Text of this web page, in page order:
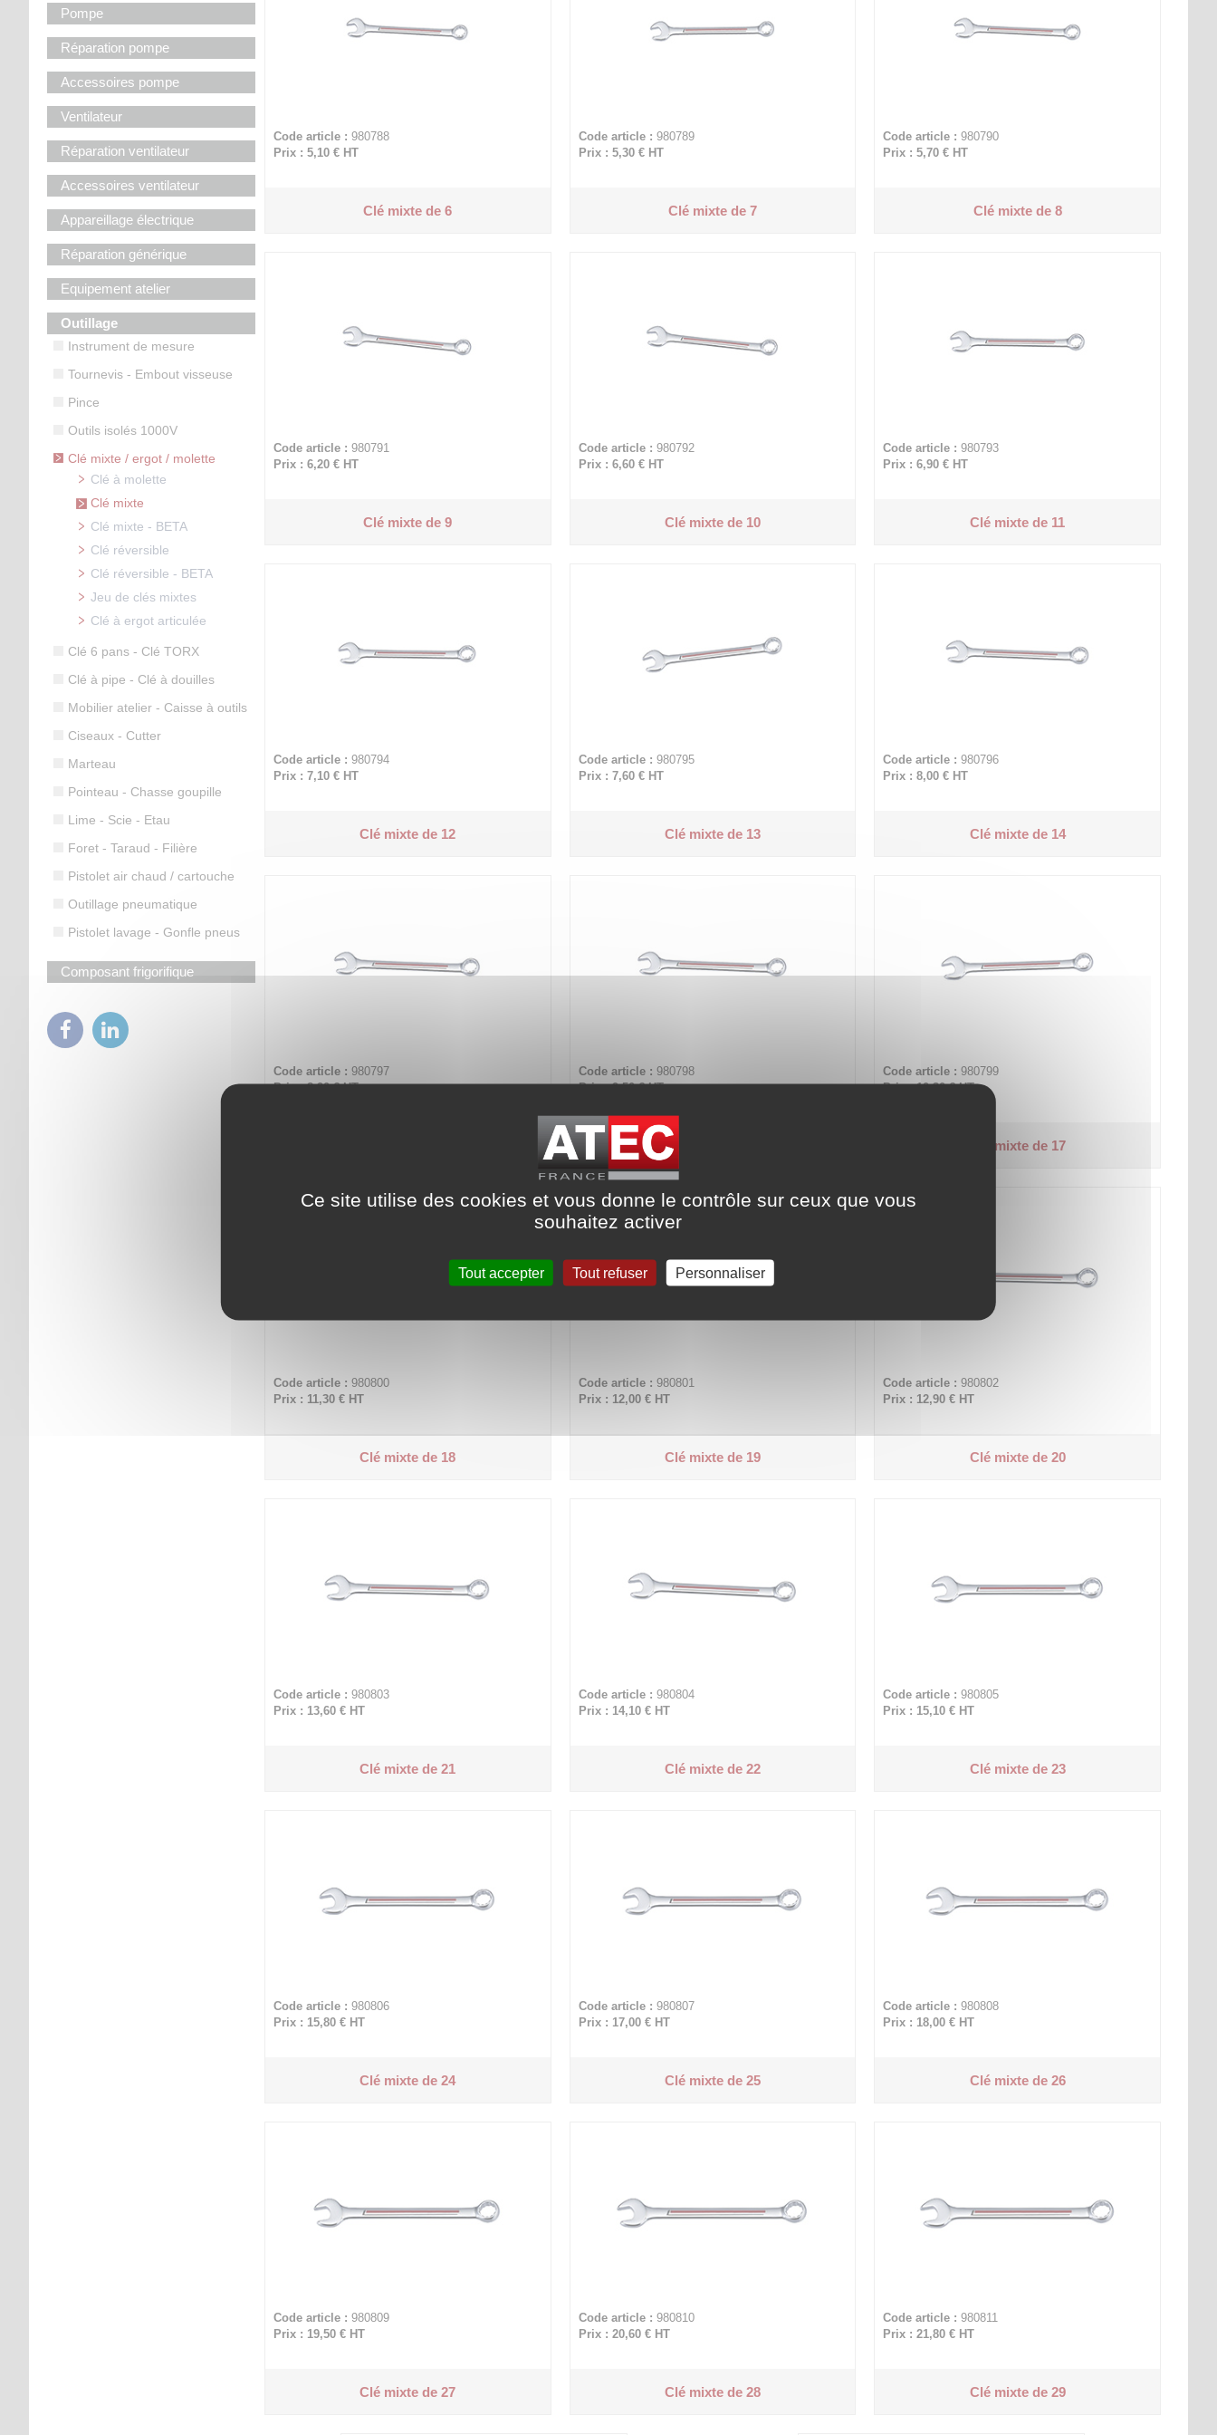
Pompe
Réparation pompe
Accessoires pompe
Ventilateur
Réparation ventilateur
Accessoires ventilateur
Appareillage électrique
Réparation générique
Equipement atelier
Outillage
Instrument de mesure
Tournevis - Embout visseuse
Pince
Outils isolés 1000V
Clé mixte / ergot / molette
Clé à molette
Clé mixte
Clé mixte - BETA
Clé réversible
Clé réversible - BETA
Jeu de clés mixtes
Clé à ergot articulée
Clé 6 pans - Clé TORX
Clé à pipe - Clé à douilles
Mobilier atelier - Caisse à outils
Ciseaux - Cutter
Marteau
Pointeau - Chasse goupille
Lime - Scie - Etau
Foret - Taraud - Filière
Pistolet air chaud / cartouche
Outillage pneumatique
Pistolet lavage - Gonfle pneus
Composant frigorifique
Code article : 980788
Prix : 5,10 € HT
Clé mixte de 6
Code article : 980789
Prix : 5,30 €HT
Clé mixte de 7
Code article : 980790
Prix : 5,70 € HT
Clé mixte de 8
Code article : 980791
Prix : 6,20 € HT
Clé mixte de 9
Code article : 980792
Prix : 6,60 €HT
Clé mixte de 10
Code article : 980793
Prix : 6,90 € HT
Clé mixte de 11
Code article : 980794
Prix : 7,10 € HT
Clé mixte de 12
Code article : 980795
Prix : 7,60 €HT
Clé mixte de 13
Code article : 980796
Prix : 8,00 € HT
Clé mixte de 14
Code article : 980797
Prix : 8,90 €HT
Code article : 980798
Prix : 9,50 €HT
Clé mixte de 16
Code article : 980799
Prix : 10,30 €HT
Clé mixte de 17
Code article : 980800
Prix : 11,30 € HT
Clé mixte de 18
Code article : 980801
Prix : 12,00 €HT
Clé mixte de 19
Code article : 980802
Prix : 12,90 € HT
Clé mixte de 20
Code article : 980803
Prix : 13,60 € HT
Clé mixte de 21
Code article : 980804
Prix : 14,10 €HT
Clé mixte de 22
Code article : 980805
Prix : 15,10 € HT
Clé mixte de 23
Code article : 980806
Prix : 15,80 € HT
Clé mixte de 24
Code article : 980807
Prix : 17,00 €HT
Clé mixte de 25
Code article : 980808
Prix : 18,00 € HT
Clé mixte de 26
Code article : 980809
Prix : 19,50 € HT
Clé mixte de 27
Code article : 980810
Prix : 20,60 €HT
Clé mixte de 28
Code article : 980811
Prix : 21,80 € HT
Clé mixte de 29
Ce site utilise des cookies et vous donne le contrôle sur ceux que vous
souhaitez activer
Tout accepter Tout refuser Personnaliser